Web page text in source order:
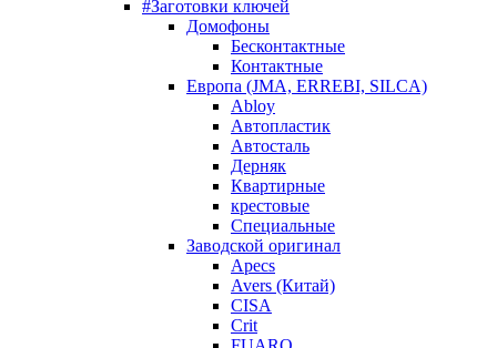
#Заготовки ключей
Домофоны
Бесконтактные
Контактные
Европа (JMA, ERREBI, SILCA)
Abloy
Автопластик
Автосталь
Дерняк
Квартирные
крестовые
Специальные
Заводской оригинал
Apecs
Avers (Китай)
CISA
Crit